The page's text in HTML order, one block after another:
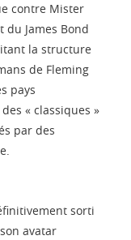
contre Mister
du James Bond
la structure
de Fleming
pays
« classiques »
par des
sorti
avatar